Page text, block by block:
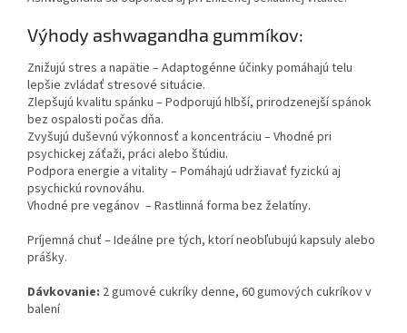
Výhody ashwagandha gummíkov:
Znižujú stres a napätie – Adaptogénne účinky pomáhajú telu
lepšie zvládať stresové situácie.
Zlepšujú kvalitu spánku – Podporujú hlbší, prirodzenejší spánok
bez ospalosti počas dňa.
Zvyšujú duševnú výkonnosť a koncentráciu – Vhodné pri
psychickej záťaži, práci alebo štúdiu.
Podpora energie a vitality – Pomáhajú udržiavať fyzickú aj
psychickú rovnováhu.
Vhodné pre vegánov – Rastlinná forma bez želatíny.
Príjemná chuť – Ideálne pre tých, ktorí neobľubujú kapsuly alebo
prášky.
Dávkovanie: 2 gumové cukríky denne, 60 gumových cukríkov v
balení